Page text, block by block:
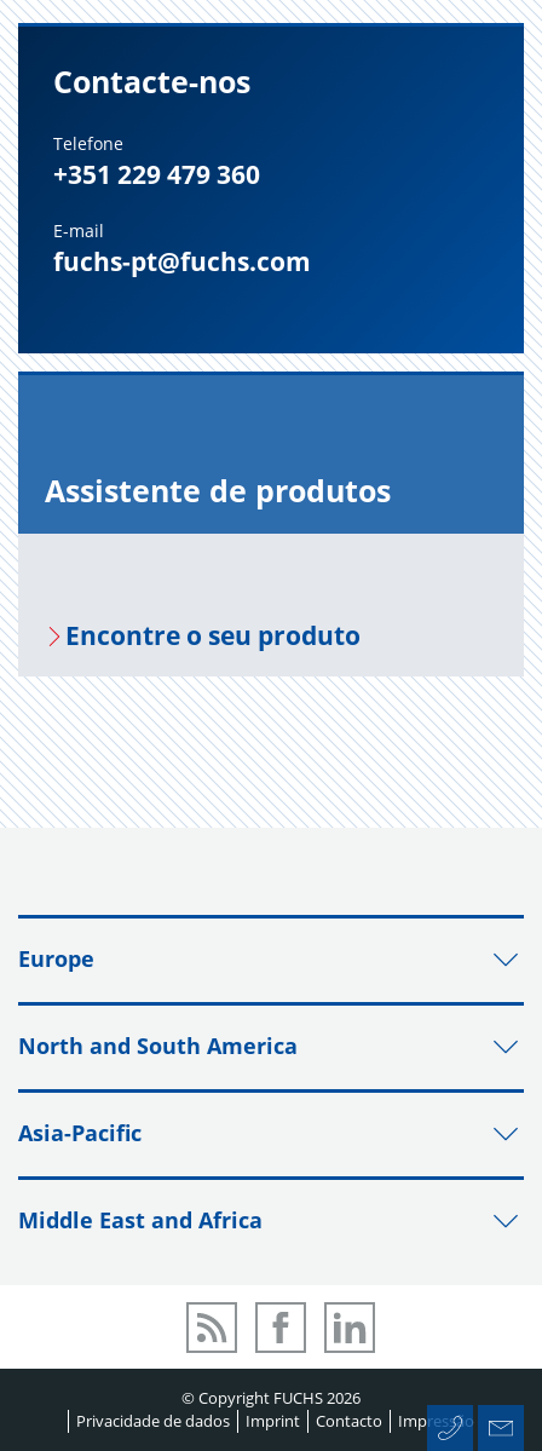
Contacte-nos
Telefone
+351 229 479 360
E-mail
fuchs-pt@fuchs.com
Assistente de produtos
Encontre o seu produto
Europe
North and South America
Asia-Pacific
Middle East and Africa
© Copyright FUCHS 2026
Privacidade de dados
Imprint Contacto Impressão